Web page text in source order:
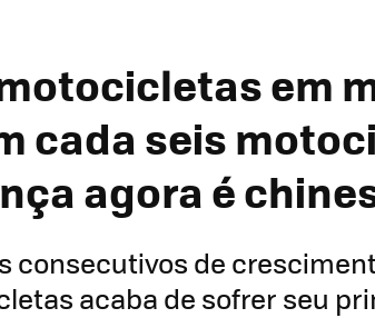
em
cada seis
agora é
consecutivos de
acaba de sofrer seu